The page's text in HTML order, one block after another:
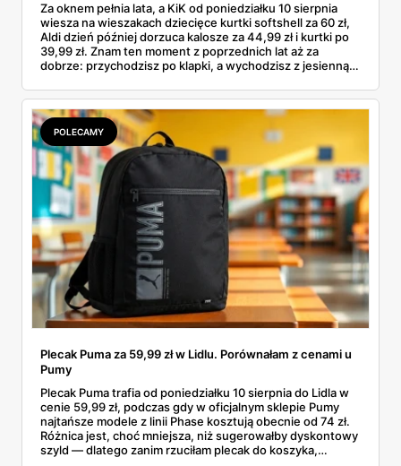
Za oknem pełnia lata, a KiK od poniedziałku 10 sierpnia
wiesza na wieszakach dziecięce kurtki softshell za 60 zł,
Aldi dzień później dorzuca kalosze za 44,99 zł i kurtki po
39,99 zł. Znam ten moment z poprzednich lat aż za
dobrze: przychodzisz po klapki, a wychodzisz z jesienną
pojawi się w gazetkach w przyszłym tygodniu i czy jest
sens kupować jesień, zanim skończą się wakacje.
POLECAMY
Plecak Puma za 59,99 zł w Lidlu. Porównałam z cenami u
Pumy
Plecak Puma trafia od poniedziałku 10 sierpnia do Lidla w
cenie 59,99 zł, podczas gdy w oficjalnym sklepie Pumy
najtańsze modele z linii Phase kosztują obecnie od 74 zł.
Różnica jest, choć mniejsza, niż sugerowałby dyskontowy
szyld — dlatego zanim rzuciłam plecak do koszyka,